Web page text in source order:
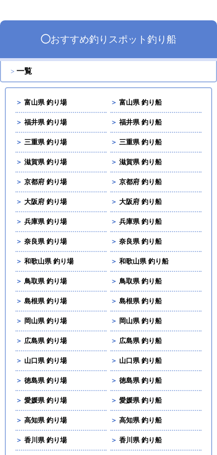
◯おすすめ釣りスポット 釣り船
一覧
＞ 富山県 釣り場 ＞ 富山県 釣り船
＞ 福井県 釣り場 ＞ 福井県 釣り船
＞ 三重県 釣り場 ＞ 三重県 釣り船
＞ 滋賀県 釣り場 ＞ 滋賀県 釣り船
＞ 京都府 釣り場 ＞ 京都府 釣り船
＞ 大阪府 釣り場 ＞ 大阪府 釣り船
＞ 兵庫県 釣り場 ＞ 兵庫県 釣り船
＞ 奈良県 釣り場 ＞ 奈良県 釣り船
＞ 和歌山県 釣り場 ＞ 和歌山県 釣り船
＞ 鳥取県 釣り場 ＞ 鳥取県 釣り船
＞ 島根県 釣り場 ＞ 島根県 釣り船
＞ 岡山県 釣り場 ＞ 岡山県 釣り船
＞ 広島県 釣り場 ＞ 広島県 釣り船
＞ 山口県 釣り場 ＞ 山口県 釣り船
＞ 徳島県 釣り場 ＞ 徳島県 釣り船
＞ 愛媛県 釣り場 ＞ 愛媛県 釣り船
＞ 高知県 釣り場 ＞ 高知県 釣り船
＞ 香川県 釣り場 ＞ 香川県 釣り船